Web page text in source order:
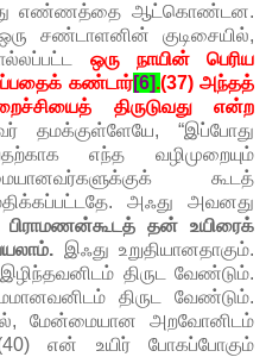
எண்ணத்தை ஆட்கொண்டன.
சண்டாளனின் குடிசையில்,
ஒரு நாயின் பெரிய
கண்டார்[6].(37) அந்தத்
திருடுவது என்ற
தமக்குள்ளேயே, “இப்போது
எந்த வழிமுறையும்
கூடத்
அஃது அவனது
பிராமணன்கூடத் தன் உயிரைக்
இஃது உறுதியானதாகும்.
திருட வேண்டும்.
திருட வேண்டும்.
மேன்மையான அறவோனிடம்
என் உயிர் போகப்போகும்